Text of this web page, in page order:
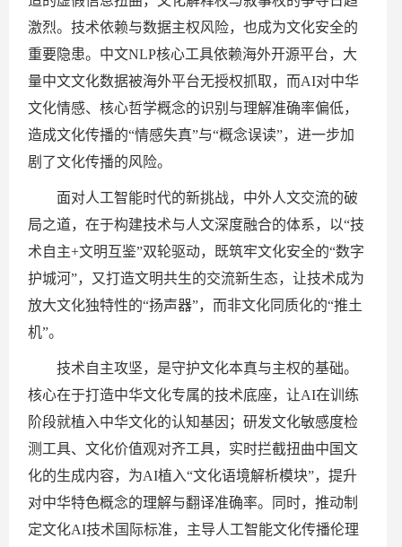
激烈。技术依赖与数据主权风险，也成为文化安全的
重要隐患。中文NLP核心工具依赖海外开源平台，大
量中文文化数据被海外平台无授权抓取，而AI对中华
文化情感、核心哲学概念的识别与理解准确率偏低，
造成文化传播的“情感失真”与“概念误读”，进一步加
剧了文化传播的风险。
面对人工智能时代的新挑战，中外人文交流的破
局之道，在于构建技术与人文深度融合的体系，以“技
术自主+文明互鉴”双轮驱动，既筑牢文化安全的“数字
护城河”，又打造文明共生的交流新生态，让技术成为
放大文化独特性的“扬声器”，而非文化同质化的“推土
机”。
技术自主攻坚，是守护文化本真与主权的基础。
核心在于打造中华文化专属的技术底座，让AI在训练
阶段就植入中华文化的认知基因；研发文化敏感度检
测工具、文化价值观对齐工具，实时拦截扭曲中国文
化的生成内容，为AI植入“文化语境解析模块”，提升
对中华特色概念的理解与翻译准确率。同时，推动制
定文化AI技术国际标准，主导人工智能文化传播伦理